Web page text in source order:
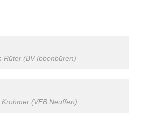
Rüter (BV Ibbenbüren)
Krohmer (VFB Neuffen)